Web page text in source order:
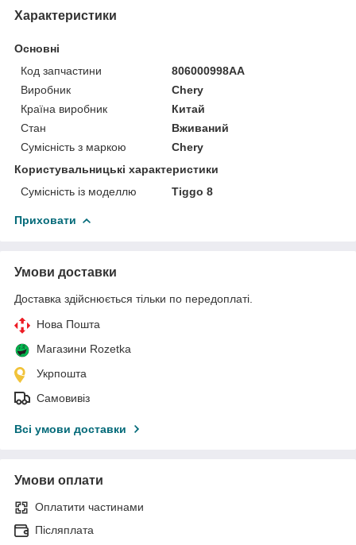
Характеристики
Основні
Код запчастини
806000998AA
Виробник
Chery
Країна виробник
Китай
Стан
Вживаний
Сумісність з маркою
Chery
Користувальницькі характеристики
Сумісність із моделлю
Tiggo 8
Приховати
Умови доставки
Доставка здійснюється тільки по передоплаті.
Нова Пошта
Магазини Rozetka
Укрпошта
Самовивіз
Всі умови доставки
Умови оплати
Оплатити частинами
Післяплата